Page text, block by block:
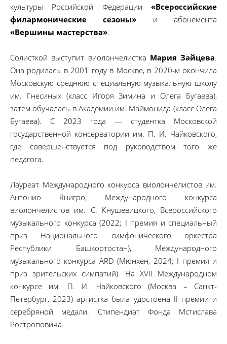
культуры Российской Федерации «Всероссийские
филармонические сезоны» и абонемента
«Вершины мастерства».
Солисткой выступит виолончелистка Мария Зайцева.
Она родилась в 2001 году в Москве, в 2020-м окончила
Московскую среднюю специальную музыкальную школу
им. Гнесиных (класс Игоря Зимина и Олега Бугаева),
затем обучалась в Академии им. Маймонида (класс Олега
Бугаева). С 2023 года — студентка Московской
государственной консерватории им. П. И. Чайковского,
где совершенствуется под руководством того же
педагога.
Лауреат Международного конкурса виолончелистов им.
Антонио Янигро, Международного конкурса
виолончелистов им. С. Кнушевицкого, Всероссийского
музыкального конкурса (2022; I премия и специальный
приз Национального симфонического оркестра
Республики Башкортостан), Международного
музыкального конкурса ARD (Мюнхен, 2024; I премия и
приз зрительских симпатий). На XVII Международном
конкурсе им. П. И. Чайковского (Москва – Санкт-
Петербург, 2023) артистка была удостоена II премии и
серебряной медали. Стипендиат Фонда Мстислава
Ростроповича.